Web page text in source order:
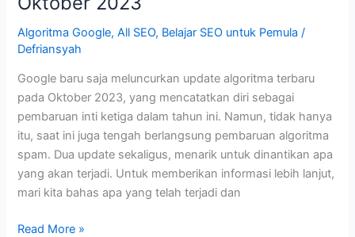
Algoritma Google,All SEO, Belajar SEO untuk Pemula /
Defriansyah
Google baru saja meluncurkan update algoritma terbaru
pada Oktober 2023, yang mencatatkan diri sebagai
pembaruan inti ketiga dalam tahun ini. Namun, tidak hanya
itu, saat ini juga tengah berlangsung pembaruan algoritma
spam. Dua update sekaligus, menarik untuk dinantikan apa
yang akan terjadi. Untuk memberikan informasi lebih lanjut,
mari kita bahas apa yang telah terjadi dan
Dua
Read More »